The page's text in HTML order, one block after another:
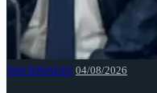
NACIONALES 04/08/2026